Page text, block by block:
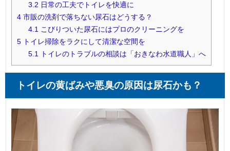
3.2 日常の工夫でトイレを快適に
4 市販の洗剤で落ちない尿石はどうする？
4.1こびりついた尿石にはプロのクリーニングを
5 トイレ掃除をラクにして清潔な空間を
5.1トイレのトラブルの相談は「おきなわ水道職人」へ
トイレの黄ばみや悪臭の原因は尿石かも？